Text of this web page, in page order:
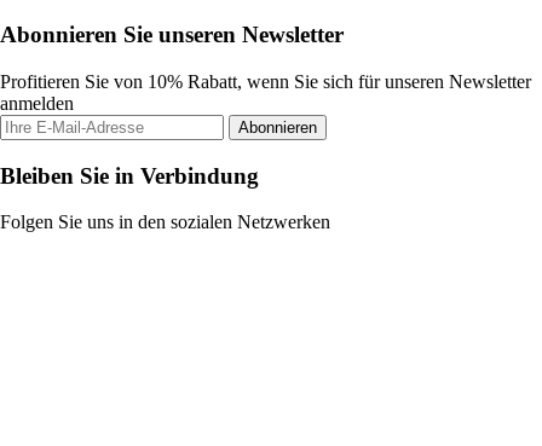
Abonnieren Sie unseren Newsletter
Profitieren Sie von 10% Rabatt, wenn Sie sich für unseren Newsletter
anmelden
Abonnieren
Bleiben Sie in Verbindung
Folgen Sie uns in den sozialen Netzwerken